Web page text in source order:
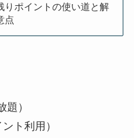
りポイントの使い道と解
点
）
ト利用）